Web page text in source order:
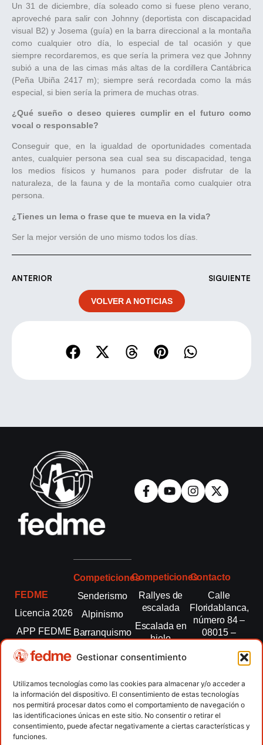
Gestionar consentimiento
Utilizamos tecnologías como las cookies para almacenar y/o acceder a
la información del dispositivo. El consentimiento de estas tecnologías
nos permitirá procesar datos como el comportamiento de navegación o
las identificaciones únicas en este sitio. No consentir o retirar el
consentimiento, puede afectar negativamente a ciertas características y
funciones.
Un 31 de diciembre, día soleado como si fuese pleno verano,
aproveché para salir con Johnny (deportista con discapacidad
visual B2) y Josema (guía) en la barra direccional a la montaña
como cualquier otro día, lo especial de tal ocasión y que
siempre recordaremos, es que sería la primera vez que Johnny
subió a una de las cimas más altas de la cordillera Cantábrica
(Peña Ubiña 2417 m); siempre será recordada como la más
especial, si bien sería la primera de muchas otras.
¿Qué sueño o deseo quieres cumplir en el futuro como
vocal o responsable?
Conseguir que, en la igualdad de oportunidades comentada
antes, cualquier persona sea cual sea su discapacidad, tenga
los medios físicos y humanos para poder disfrutar de la
naturaleza, de la fauna y de la montaña como cualquier otra
persona.
¿Tienes un lema o frase que te mueva en la vida?
Ser la mejor versión de uno mismo todos los días.
ANTERIOR SIGUIENTE
VOLVER A NOTICIAS
FEDME
Licencia 2026
APP FEDME
Transparencia
autonómicas
Clubes
Contacto
Competiciones
Senderismo
Alpinismo
Barranquismo
montaña
Escalada
Escalada
paralimpica
Competiciones
Rallyes de
escalada
Escalada en
hielo
Esquí de
Marcha
Nórdica
Raquetas de
nieve
Contacto
Calle
Floridablanca,
número 84 –
08015 –
fedme@fedme.es
934 264 267